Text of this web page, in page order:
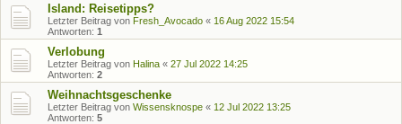
Island: Reisetipps?
Letzter Beitrag von Fresh_Avocado « 16 Aug 2022 15:54
Antworten: 1
Verlobung
Letzter Beitrag von Halina « 27 Jul 2022 14:25
Antworten: 2
Weihnachtsgeschenke
Letzter Beitrag von Wissensknospe « 12 Jul 2022 13:25
Antworten: 5